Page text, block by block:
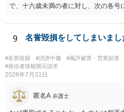
で、十六歳未満の者に対し、次の各号
が生まれた日より五年以上前の日に生
下の拘禁刑又は五十万円以下の罰金
反復して面会を要求すること。 三 金
その申込み若しくは約束をして面会を
し、よってわいせつの目的で当該十六
9 名誉毀損をしてしまいまし
#名誉毀損 #誹謗中傷 #風評被害・営業妨害
#発信者情報開示請求
2026年7月31日
匿名A 弁護士